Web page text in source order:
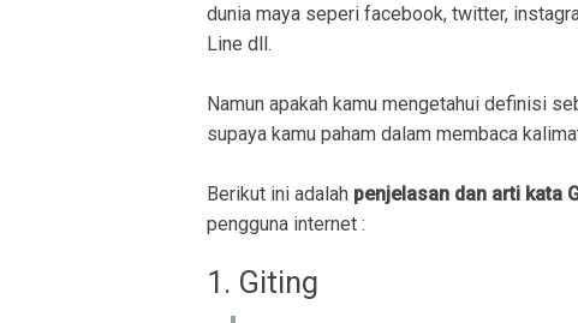
dunia maya seperi facebook, twitter,
Line dll.
Namun apakah kamu mengetahui definisi
supaya kamu paham dalam membaca
Berikut ini adalah penjelasan dan arti kata
pengguna internet :
1. Giting